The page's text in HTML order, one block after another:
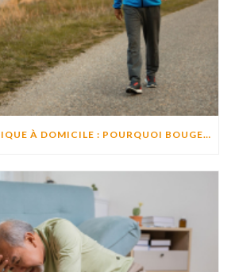
ACTIVITÉ PHYSIQUE À DOMICILE : POURQUOI BOUGER CHAQUE JOUR AIDE À PRÉSERVER L’AUTONOMIE ?